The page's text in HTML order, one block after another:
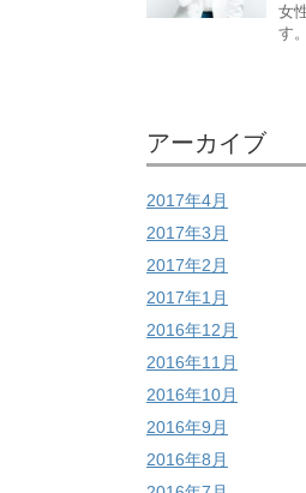
女
す
アーカイブ
2017年4月
2017年3月
2017年2月
2017年1月
2016年12月
2016年11月
2016年10月
2016年9月
2016年8月